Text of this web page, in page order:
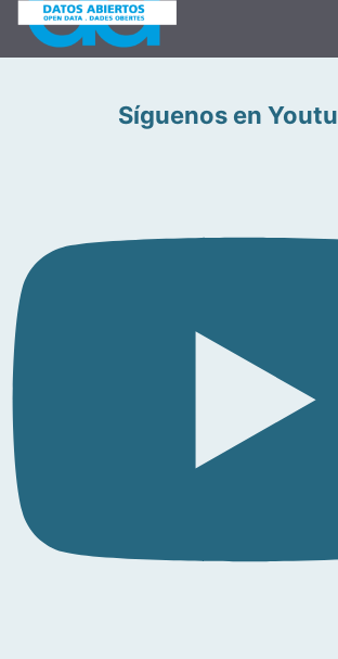
Síguenos en